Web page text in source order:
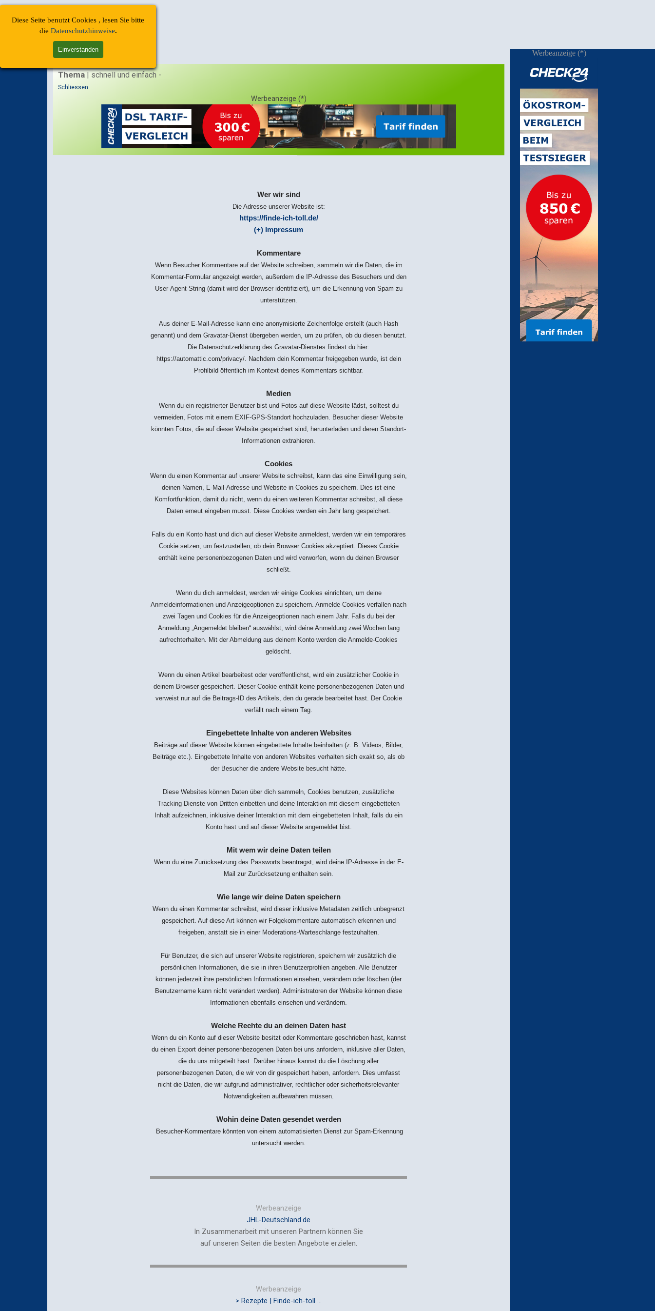
Diese Seite benutzt Cookies , lesen Sie bitte
die Datenschutzhinweise.
Einverstanden
Direkt zum Seiteninhalt
Menü überspringen
Start | Finde-Ich-Toll | (DEU)
Werbeanzeige (*)
| Datenschutzerklaerung
Thema
Werbeanzeige (*)
Wer wir sind
Die Adresse unserer Website ist:
https://finde-ich-toll.de/
(+) Impressum
Kommentare
Wenn Besucher Kommentare auf der Website schreiben, sammeln wir die Daten, die im
Kommentar-Formular angezeigt werden, außerdem die IP-Adresse des Besuchers und den
User-Agent-String (damit wird der Browser identifiziert), um die Erkennung von Spam zu
unterstützen.
Aus deiner E-Mail-Adresse kann eine anonymisierte Zeichenfolge erstellt (auch Hash
genannt) und dem Gravatar-Dienst übergeben werden, um zu prüfen, ob du diesen benutzt.
Die Datenschutzerklärung des Gravatar-Dienstes findest du hier:
https://automattic.com/privacy/. Nachdem dein Kommentar freigegeben wurde, ist dein
Profilbild öffentlich im Kontext deines Kommentars sichtbar.
Medien
Wenn du ein registrierter Benutzer bist und Fotos auf diese Website lädst, solltest du
vermeiden, Fotos mit einem EXIF-GPS-Standort hochzuladen. Besucher dieser Website
könnten Fotos, die auf dieser Website gespeichert sind, herunterladen und deren Standort-
Informationen extrahieren.
Cookies
Wenn du einen Kommentar auf unserer Website schreibst, kann das eine Einwilligung sein,
deinen Namen, E-Mail-Adresse und Website in Cookies zu speichern. Dies ist eine
Komfortfunktion, damit du nicht, wenn du einen weiteren Kommentar schreibst, all diese
Daten erneut eingeben musst. Diese Cookies werden ein Jahr lang gespeichert.
Falls du ein Konto hast und dich auf dieser Website anmeldest, werden wir ein temporäres
Cookie setzen, um festzustellen, ob dein Browser Cookies akzeptiert. Dieses Cookie
enthält keine personenbezogenen Daten und wird verworfen, wenn du deinen Browser
schließt.
Wenn du dich anmeldest, werden wir einige Cookies einrichten, um deine
Anmeldeinformationen und Anzeigeoptionen zu speichern. Anmelde-Cookies verfallen nach
zwei Tagen und Cookies für die Anzeigeoptionen nach einem Jahr. Falls du bei der
Anmeldung „Angemeldet bleiben“ auswählst, wird deine Anmeldung zwei Wochen lang
aufrechterhalten. Mit der Abmeldung aus deinem Konto werden die Anmelde-Cookies
gelöscht.
Wenn du einen Artikel bearbeitest oder veröffentlichst, wird ein zusätzlicher Cookie in
deinem Browser gespeichert. Dieser Cookie enthält keine personenbezogenen Daten und
verweist nur auf die Beitrags-ID des Artikels, den du gerade bearbeitet hast. Der Cookie
verfällt nach einem Tag.
Eingebettete Inhalte von anderen Websites
Beiträge auf dieser Website können eingebettete Inhalte beinhalten (z. B. Videos, Bilder,
Beiträge etc.). Eingebettete Inhalte von anderen Websites verhalten sich exakt so, als ob
der Besucher die andere Website besucht hätte.
Diese Websites können Daten über dich sammeln, Cookies benutzen, zusätzliche
Tracking-Dienste von Dritten einbetten und deine Interaktion mit diesem eingebetteten
Inhalt aufzeichnen, inklusive deiner Interaktion mit dem eingebetteten Inhalt, falls du ein
Konto hast und auf dieser Website angemeldet bist.
Mit wem wir deine Daten teilen
Wenn du eine Zurücksetzung des Passworts beantragst, wird deine IP-Adresse in der E-
Mail zur Zurücksetzung enthalten sein.
Wie lange wir deine Daten speichern
Wenn du einen Kommentar schreibst, wird dieser inklusive Metadaten zeitlich unbegrenzt
gespeichert. Auf diese Art können wir Folgekommentare automatisch erkennen und
freigeben, anstatt sie in einer Moderations-Warteschlange festzuhalten.
Für Benutzer, die sich auf unserer Website registrieren, speichern wir zusätzlich die
persönlichen Informationen, die sie in ihren Benutzerprofilen angeben. Alle Benutzer
können jederzeit ihre persönlichen Informationen einsehen, verändern oder löschen (der
Benutzername kann nicht verändert werden). Administratoren der Website können diese
Informationen ebenfalls einsehen und verändern.
Welche Rechte du an deinen Daten hast
Wenn du ein Konto auf dieser Website besitzt oder Kommentare geschrieben hast, kannst
du einen Export deiner personenbezogenen Daten bei uns anfordern, inklusive aller Daten,
die du uns mitgeteilt hast. Darüber hinaus kannst du die Löschung aller
personenbezogenen Daten, die wir von dir gespeichert haben, anfordern. Dies umfasst
nicht die Daten, die wir aufgrund administrativer, rechtlicher oder sicherheitsrelevanter
Notwendigkeiten aufbewahren müssen.
Wohin deine Daten gesendet werden
Besucher-Kommentare könnten von einem automatisierten Dienst zur Spam-Erkennung
untersucht werden.
Werbeanzeige
JHL-Deutschland.de
In Zusammenarbeit mit unseren Partnern können Sie
auf unseren Seiten die besten Angebote erzielen.
Werbeanzeige
> Rezepte | Finde-ich-toll ...